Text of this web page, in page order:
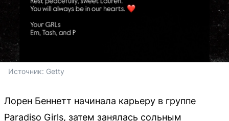
Источник: Getty
Лорен Беннетт начинала карьеру в группе
Paradiso Girls, затем занялась сольным